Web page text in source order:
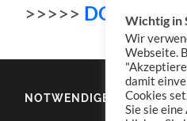
>>>>>
NOTWENDIGES
Wichtig in
Wir
Webseite.
damit
Cookies
Sie sie